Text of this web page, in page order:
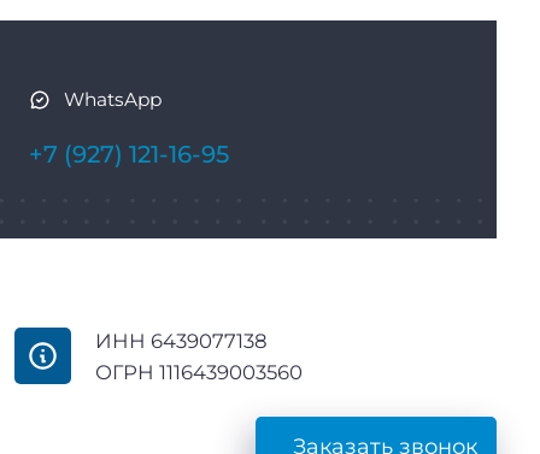
WhatsApp
+7 (927) 121-16-95
ИНН 6439077138
ОГРН 1116439003560
Заказать звонок